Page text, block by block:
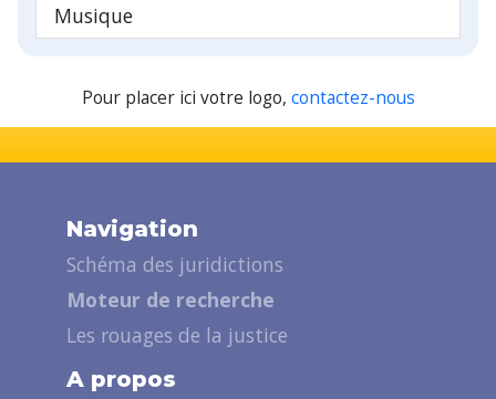
Musique
Pour placer ici votre logo, contactez-nous
Navigation
Schéma des juridictions
Moteur de recherche
Les rouages de la justice
A propos